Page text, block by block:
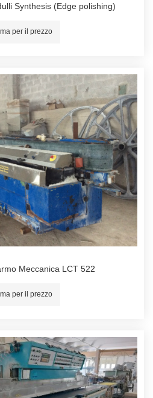
Synthesis (Edge polishing)
per il prezzo
Meccanica LCT 522
per il prezzo